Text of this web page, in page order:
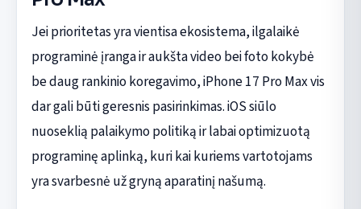
Jei prioritetas yra vientisa ekosistema, ilgalaikė
programinė įranga ir aukšta video bei foto kokybė
be daug rankinio koregavimo, iPhone 17 Pro Max vis
dar gali būti geresnis pasirinkimas. iOS siūlo
nuoseklią palaikymo politiką ir labai optimizuotą
programinę aplinką, kuri kai kuriems vartotojams
yra svarbesnė už gryną aparatinį našumą.